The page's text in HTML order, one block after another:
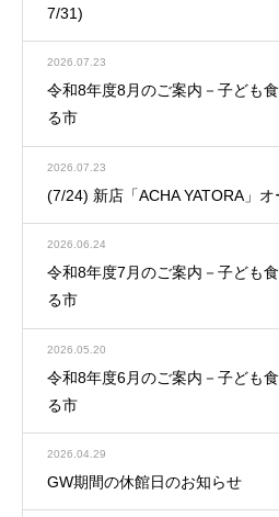
7/31)
2026.07.23
令和8年度8月のご案内－子ども
る市
2026.07.23
(7/24) 新店「ACHA YATORA」
2026.06.24
令和8年度7月のご案内－子ども
る市
2026.05.20
令和8年度6月のご案内－子ども
る市
2026.04.29
GW期間の休館日のお知らせ